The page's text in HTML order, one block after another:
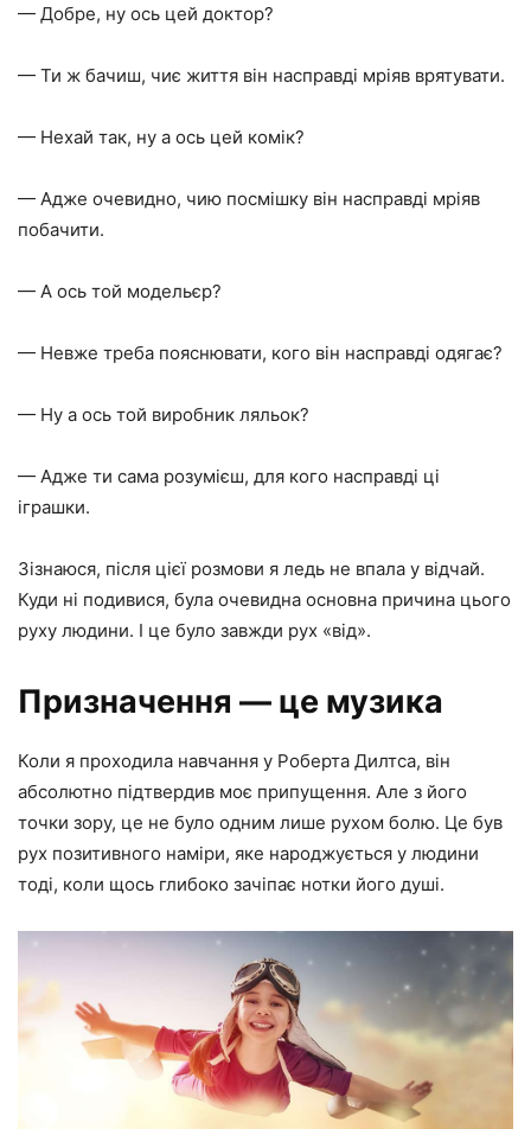
— Добре, ну ось цей доктор?
— Ти ж бачиш, чиє життя він насправді мріяв врятувати.
— Нехай так, ну а ось цей комік?
— Адже очевидно, чию посмішку він насправді мріяв
побачити.
— А ось той модельєр?
— Невже треба пояснювати, кого він насправді одягає?
— Ну а ось той виробник ляльок?
— Адже ти сама розумієш, для кого насправді ці
іграшки.
Зізнаюся, після цієї розмови я ледь не впала у відчай.
Куди ні подивися, була очевидна основна причина цього
руху людини. І це було завжди рух «від».
Призначення — це музика
Коли я проходила навчання у Роберта Дилтса, він
абсолютно підтвердив моє припущення. Але з його
точки зору, це не було одним лише рухом болю. Це був
рух позитивного наміри, яке народжується у людини
тоді, коли щось глибоко зачіпає нотки його душі.